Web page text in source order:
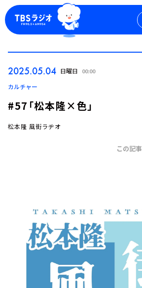
TBS Podcast
お知らせ
イベント・グッズ
YouTube
会社情報
2025.05.04 日曜日 00:00
カルチャー
#57「松本隆×色」
松本隆 風街ラヂオ
この記